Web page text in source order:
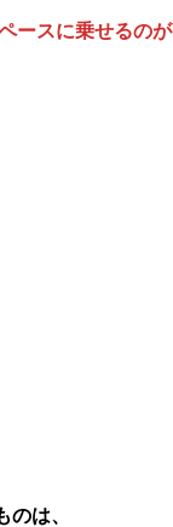
ースに乗せるのが
は、